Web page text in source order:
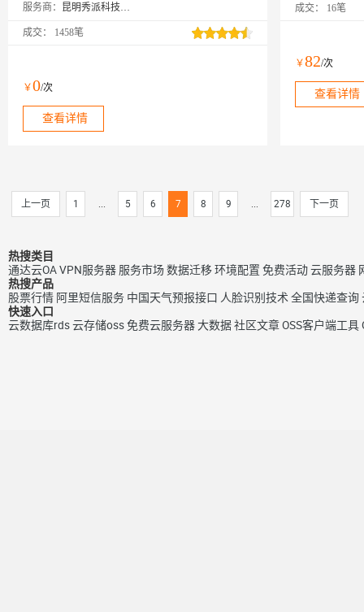
景点名称、区号邮编来查询天气情况。可查询到当前
气数据。广泛应用于能源、电力、农业、生活服务类
服务商： 昆明秀派科技有限公司
成交： 1458笔
￥0/次
查看详情
证、存出证服
成交： 16笔
￥82/次
查看详情
上一页 1 ... 5 6 7 8 9 ... 278 下一页
热搜类目
通达云OAVPN服务器 服务市场数据迁移环境配置 免费活动云服务器
热搜产品
股票行情 阿里短信服务 中国天气预报接口 人脸识别技术 全国快递查询
快速入口
云数据库rds云存储oss免费云服务器大数据社区文章OSS客户端工具